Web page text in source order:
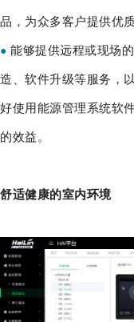
品，为众多客户提供优质
● 能够提供远程或现场
造、软件升级等服务，
好使用能源管理系统软
的效益。
舒适健康的室内环境